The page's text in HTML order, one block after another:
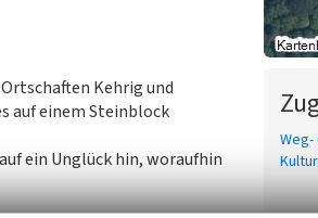
Kehrig und
auf einem Steinblock
ein Unglück hin, woraufhin